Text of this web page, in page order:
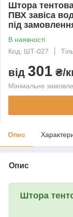
Штора
ПВХ завіса
під
В наявності
Код: ШТ-027
від 301 ₴/
Мінімальне
Опис
Опис
Штора